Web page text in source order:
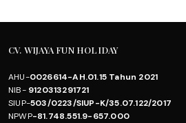
CV. WIJAYA FUN HOLIDAY
AHU-0026614-AH.01.15 Tahun 2021
NIB-9120313291721
SIUP-503/0223/SIUP-K/35.07.122/2017
NPWP-81.748.551.9-657.000